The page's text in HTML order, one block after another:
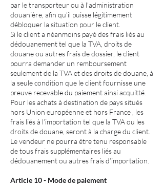
par le transporteur ou à l'administration
douanière, afin qu’il puisse légitimement
débloquer la situation pour le client.
Si le client a néanmoins payé des frais liés au
dédouanement tel que la TVA, droits de
douane ou autres frais de dossier, le client
pourra demander un remboursement
seulement de la TVA et des droits de douane, à
la seule condition que le client fournisse une
preuve recevable du paiement ainsi acquitté.
Pour les achats à destination de pays situés
hors Union européenne et hors France , les
frais liés à l’importation tel que la TVA ou les
droits de douane, seront à la charge du client.
Le vendeur ne pourra être tenu responsable
de tous frais supplémentaires liés au
dédouanement ou autres frais d’importation.
Article 10 - Mode de paiement